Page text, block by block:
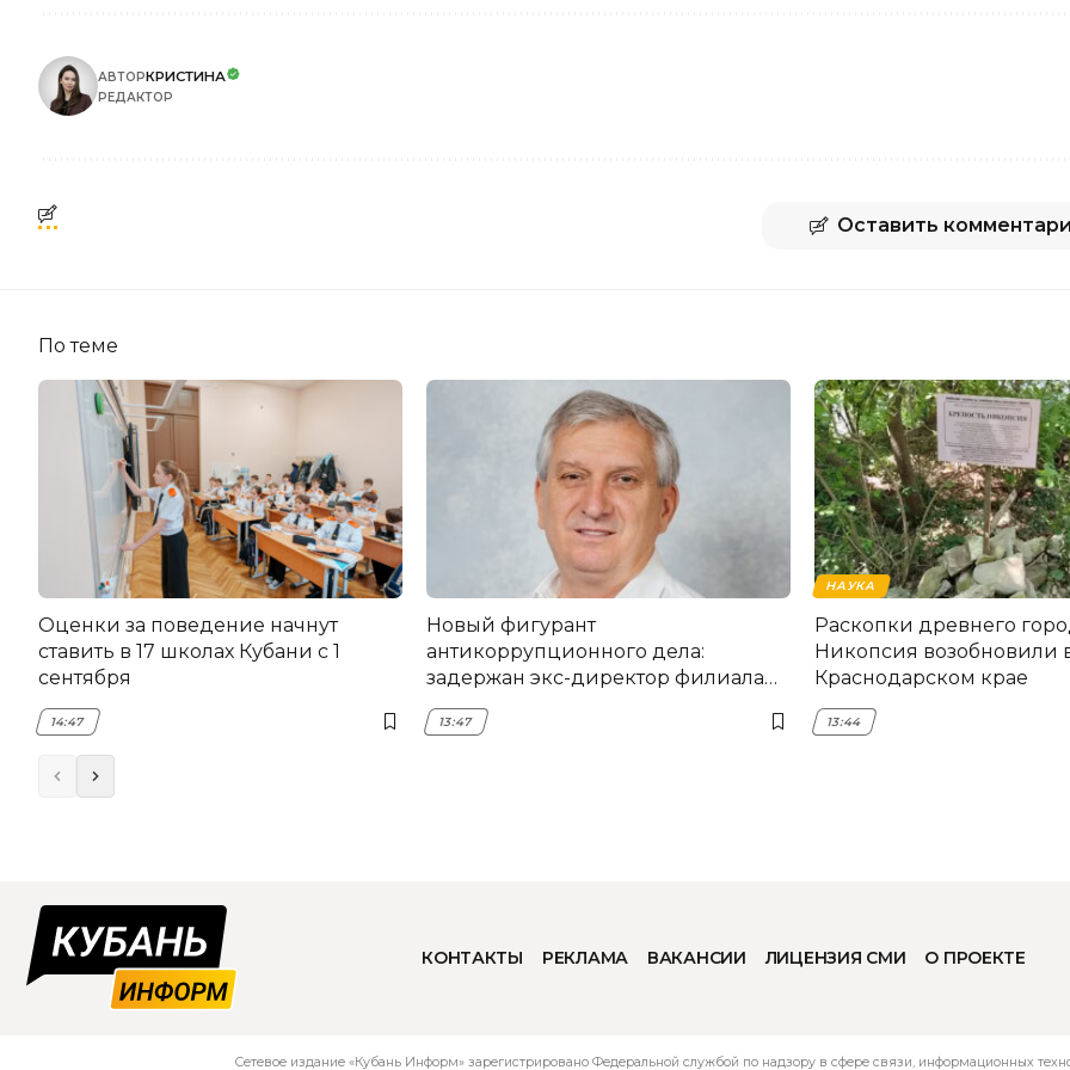
АВТОРКРИСТИНА
РЕДАКТОР
Оставить
По теме
Оценки за поведение начнут
ставить в 17 школах Кубани с 1
сентября
14:47
Новый фигурант
антикоррупционного дела:
задержан экс-директор филиала
НЭСК Крымска
13:47
НАУКА
Раскопки древнего
Никопсия возобновили
Краснодарском крае
13:44
КОНТАКТЫ РЕКЛАМА ВАКАНСИИ ЛИЦЕНЗИЯ СМИ О ПРОЕКТЕ
Сетевое издание «Кубань Информ» зарегистрировано Федеральной службой по надзору в сфере связи, информационных